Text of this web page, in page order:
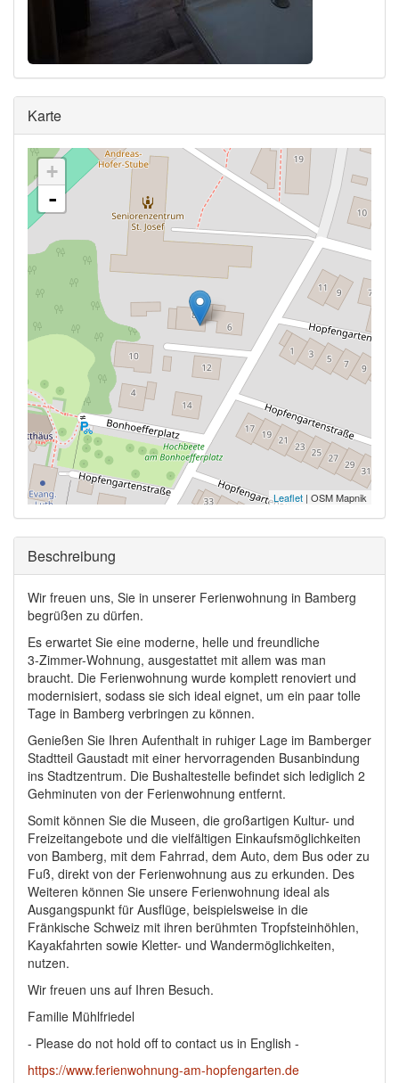
Ausblenden
Karte
+
-
Leaflet | OSM Mapnik
Ausblenden
Beschreibung
Wir freuen uns, Sie in unserer Ferienwohnung in Bamberg
begrüßen zu dürfen.
Es erwartet Sie eine moderne, helle und freundliche
3-Zimmer-Wohnung, ausgestattet mit allem was man
braucht. Die Ferienwohnung wurde komplett renoviert und
modernisiert, sodass sie sich ideal eignet, um ein paar tolle
Tage in Bamberg verbringen zu können.
Genießen Sie Ihren Aufenthalt in ruhiger Lage im Bamberger
Stadtteil Gaustadt mit einer hervorragenden Busanbindung
ins Stadtzentrum. Die Bushaltestelle befindet sich lediglich 2
Gehminuten von der Ferienwohnung entfernt.
Somit können Sie die Museen, die großartigen Kultur- und
Freizeitangebote und die vielfältigen Einkaufsmöglichkeiten
von Bamberg, mit dem Fahrrad, dem Auto, dem Bus oder zu
Fuß, direkt von der Ferienwohnung aus zu erkunden. Des
Weiteren können Sie unsere Ferienwohnung ideal als
Ausgangspunkt für Ausflüge, beispielsweise in die
Fränkische Schweiz mit ihren berühmten Tropfsteinhöhlen,
Kayakfahrten sowie Kletter- und Wandermöglichkeiten,
nutzen.
Wir freuen uns auf Ihren Besuch.
Familie Mühlfriedel
- Please do not hold off to contact us in English -
https://www.ferienwohnung-am-hopfengarten.de